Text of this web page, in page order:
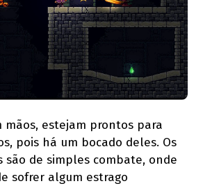
mãos, estejam prontos para
pois há um bocado deles. Os
são de simples combate, onde
sofrer algum estrago